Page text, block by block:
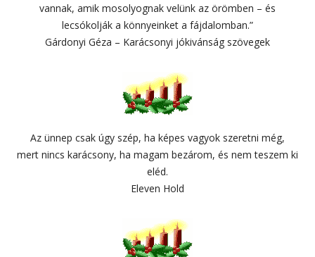
vannak, amik mosolyognak velünk az örömben – és
lecsókolják a könnyeinket a fájdalomban.”
Gárdonyi Géza – Karácsonyi jókivánság szövegek
Az ünnep csak úgy szép, ha képes vagyok szeretni még,
mert nincs karácsony, ha magam bezárom, és nem teszem ki
eléd.
Eleven Hold